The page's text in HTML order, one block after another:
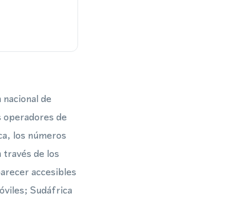
de
de
los números
de los
accesibles
Sudáfrica